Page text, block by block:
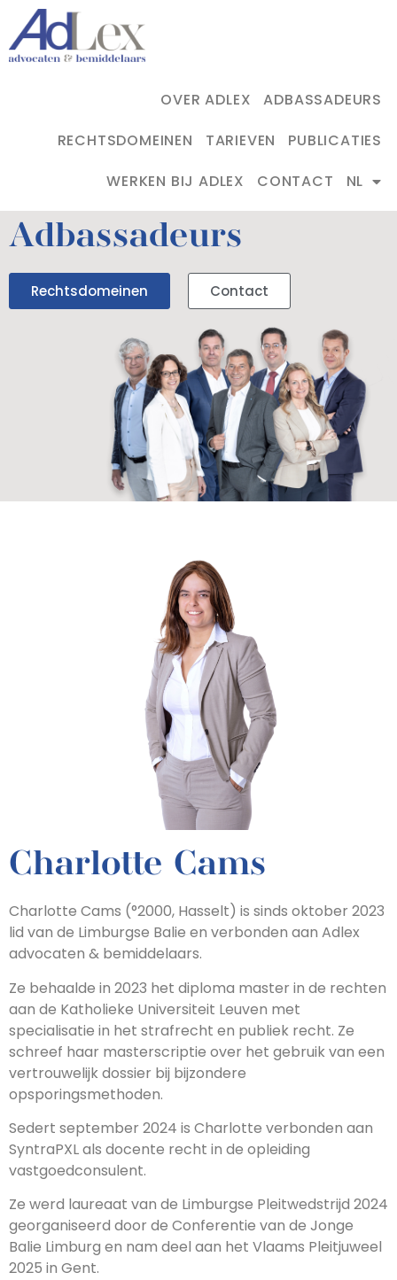
OVER ADLEX
ADBASSADEURS
RECHTSDOMEINEN
TARIEVEN
PUBLICATIES
WERKEN BIJ ADLEX
CONTACT NL
Adbassadeurs
Rechtsdomeinen Contact
Charlotte Cams
Charlotte Cams (°2000, Hasselt) is sinds oktober 2023
lid van de Limburgse Balie en verbonden aan Adlex
advocaten & bemiddelaars.
Ze behaalde in 2023 het diploma master in de rechten
aan de Katholieke Universiteit Leuven met
specialisatie in het strafrecht en publiek recht. Ze
schreef haar masterscriptie over het gebruik van een
vertrouwelijk dossier bij bijzondere
opsporingsmethoden.
Sedert september 2024 is Charlotte verbonden aan
SyntraPXL als docente recht in de opleiding
vastgoedconsulent.
Ze werd laureaat van de Limburgse Pleitwedstrijd 2024
georganiseerd door de Conferentie van de Jonge
Balie Limburg en nam deel aan het Vlaams Pleitjuweel
2025 in Gent.